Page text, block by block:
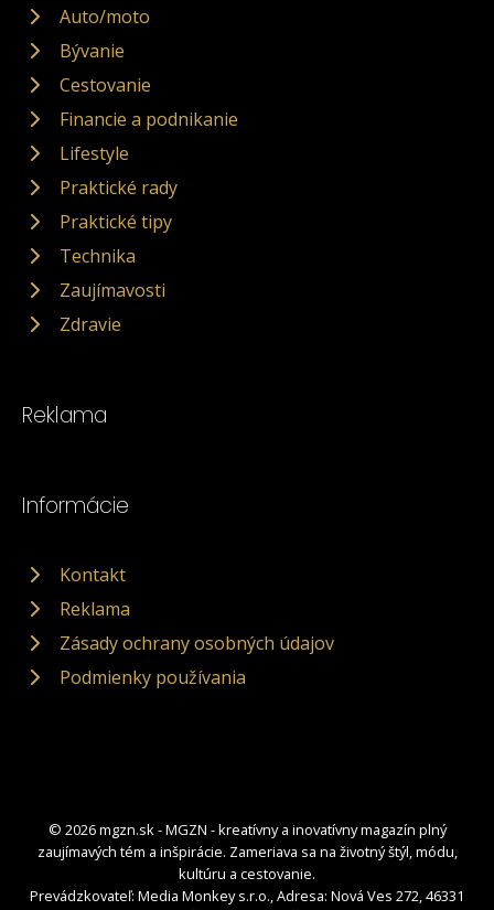
Auto/moto
Bývanie
Cestovanie
Financie a podnikanie
Lifestyle
Praktické rady
Praktické tipy
Technika
Zaujímavosti
Zdravie
Reklama
Informácie
Kontakt
Reklama
Zásady ochrany osobných údajov
Podmienky používania
© 2026 mgzn.sk - MGZN - kreatívny a inovatívny magazín plný
zaujímavých tém a inšpirácie. Zameriava sa na životný štýl, módu,
kultúru a cestovanie.
Prevádzkovateľ: Media Monkey s.r.o., Adresa: Nová Ves 272, 46331